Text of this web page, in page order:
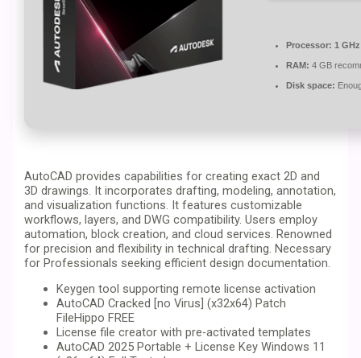
Processor: 1
RAM: 4 GB
Disk space:
AutoCAD provides capabilities for creating exact 2D and
3D drawings. It incorporates drafting, modeling, annotation,
and visualization functions. It features customizable
workflows, layers, and DWG compatibility. Users employ
automation, block creation, and cloud services. Renowned
for precision and flexibility in technical drafting. Necessary
for Professionals seeking efficient design documentation.
Keygen tool supporting remote license activation
AutoCAD Cracked [no Virus] (x32x64) Patch
FileHippo FREE
License file creator with pre-activated templates
AutoCAD 2025 Portable + License Key Windows 11